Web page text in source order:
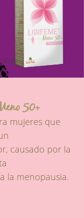
50+
mujeres que
causado por la
la menopausia.